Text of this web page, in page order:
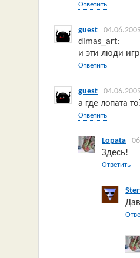
Ответить
guest
dimas_art:
и эти люди
Ответить
guest
а где лопата
Ответить
Lopata
Здесь!
Ответить